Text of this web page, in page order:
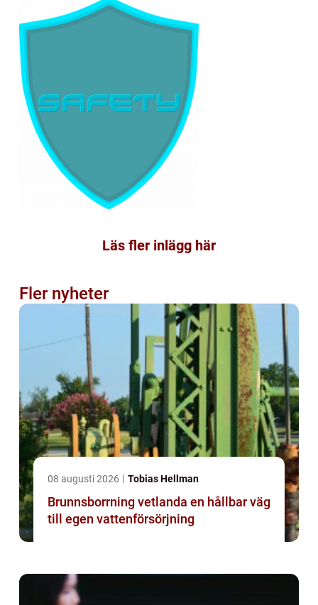
Läs fler inlägg här
Fler nyheter
08 augusti 2026 Tobias Hellman
Brunnsborrning vetlanda en hållbar väg
till egen vattenförsörjning